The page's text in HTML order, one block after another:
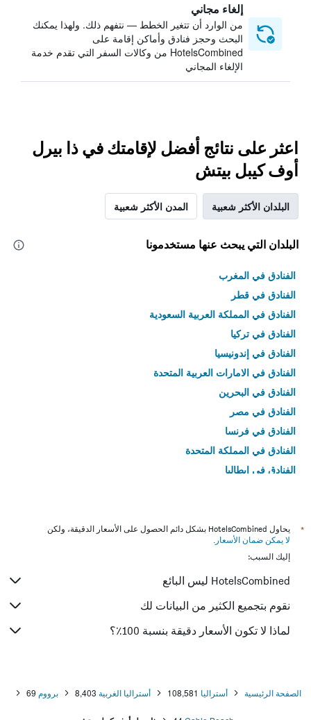
إلغاء مجاني
من الوارد أن تتغير الخطط — نتفهم ذلك. ولهذا يمكنك
البحث وحجز فنادق وأماكن إقامة على
HotelsCombined من وكالات السفر التي تقدم خدمة
الإلغاء المجاني
اعثر على نتائج أفضل لإقامتك في ذا بيرل
أوف كيبل بيتش
البلدان الأكثر شعبية المدن الأكثر شعبية
البلدان التي يبحث عنها مستخدمونا
الفنادق في المغرب
الفنادق في قطر
الفنادق في المملكة العربية السعودية
الفنادق في تركيا
الفنادق في إندونيسيا
الفنادق في الامارات العربية المتحدة
الفنادق في البحرين
الفنادق في مصر
الفنادق في فرنسا
الفنادق في المملكة المتحدة
الفنادق في إيطاليا
*
يحاول HotelsCombined بشكل دائم الحصول على الأسعار الدقيقة، ولكن
لا يمكن ضمان الأسعار .
إليك السبب:
HotelsCombined ليس البائع
نقوم بتجميع الكثير من البيانات لك
لماذا لا تكون الأسعار دقيقة بنسبة 100٪؟
الصفحة الرئيسية أستراليا 108,581 أستراليا الغربية 8,403 برووم 69